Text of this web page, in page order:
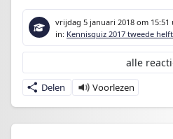
vrijdag 5 januari 2018 om 15:51
in: Kennisquiz 2017 tweede helft
Delen
alle